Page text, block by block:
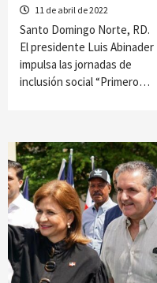
11 de abril de 2022
Santo Domingo Norte, RD.
El presidente Luis Abinader
impulsa las jornadas de
inclusión social “Primero…